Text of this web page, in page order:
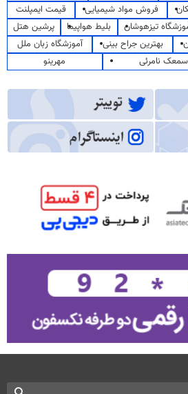
فروش مواد شیمیایی
قیمت ایمپلنت
تیزهوشان بلیط هواپیما
پرشین هتل
بهترین جراح بینی
آموزشگاه زبان ملل
نامرئی
مهرینو